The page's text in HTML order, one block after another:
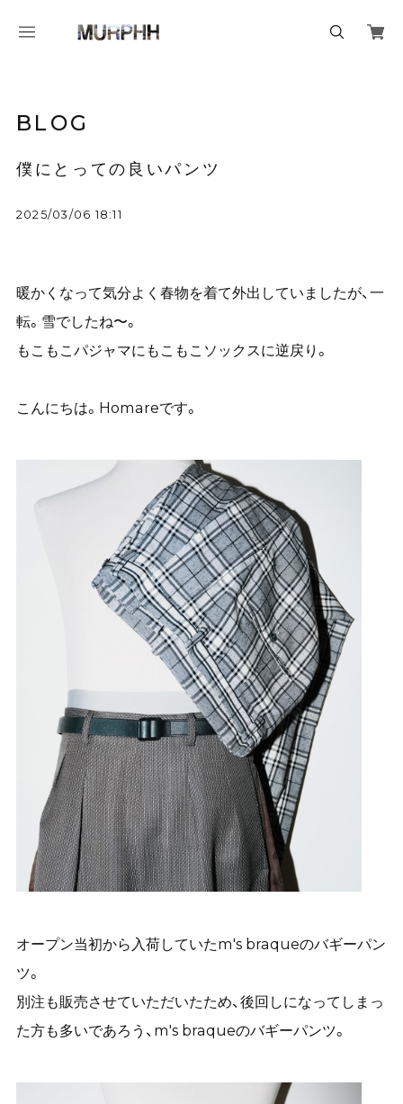
BLOG
僕にとっての良いパンツ
2025/03/06 18:11
暖かくなって気分よく春物を着て外出していましたが、一
転。雪でしたね〜。
もこもこパジャマにもこもこソックスに逆戻り。
こんにちは。Homareです。
オープン当初から入荷していたm's braqueのバギーパン
ツ。
別注も販売させていただいたため、後回しになってしまっ
た方も多いであろう、m's braqueのバギーパンツ。